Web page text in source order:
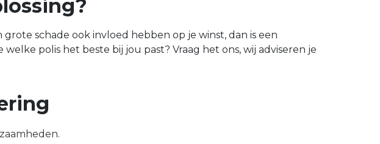
schade ook invloed hebben op je winst, dan is een
polis het beste bij jou past? Vraag het ons, wij adviseren je